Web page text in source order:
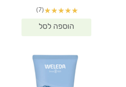
★
★
★
★
★
(7)